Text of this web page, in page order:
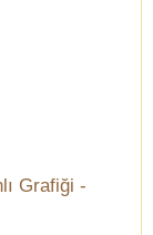
Grafiği -